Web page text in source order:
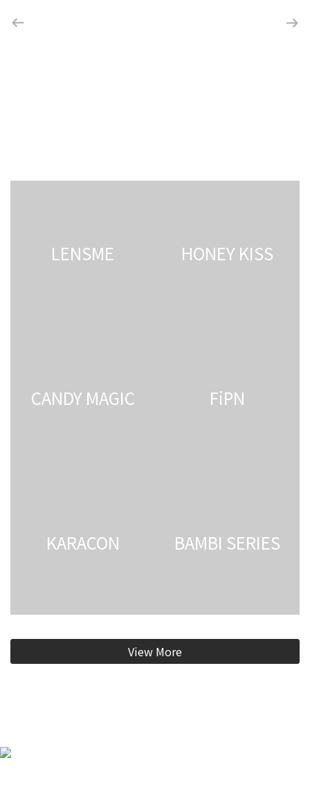
LENSME HONEY KISS
CANDY MAGIC FiPN
KARACON BAMBI SERIES
View More